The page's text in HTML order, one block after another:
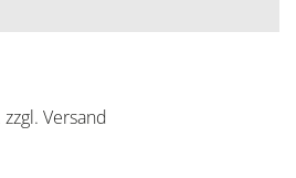
zzgl. Versand